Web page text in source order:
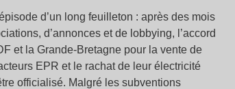
d’un long feuilleton : après des mois
d’annonces et de lobbying, l’accord
et la Grande-Bretagne pour la vente de
EPR et le rachat de leur électricité
officialisé. Malgré les subventions